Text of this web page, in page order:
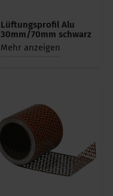
Lüftungsprofil Alu
30mm/70mm schwarz
Mehr anzeigen